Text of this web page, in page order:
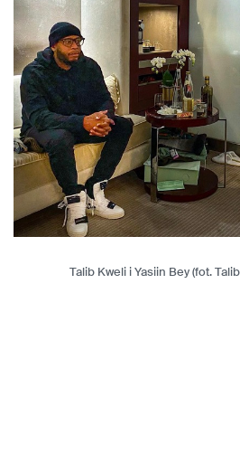
Talib Kweli i Yasiin Bey (fot.